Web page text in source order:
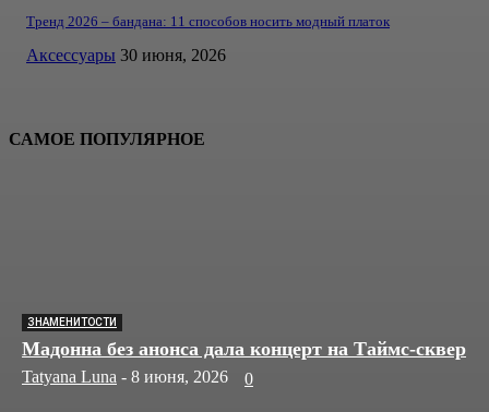
Тренд 2026 – бандана: 11 способов носить модный платок
Аксессуары 30 июня, 2026
САМОЕ ПОПУЛЯРНОЕ
ЗНАМЕНИТОСТИ
Мадонна без анонса дала концерт на Таймс-сквер
Tatyana Luna - 8 июня, 2026 0